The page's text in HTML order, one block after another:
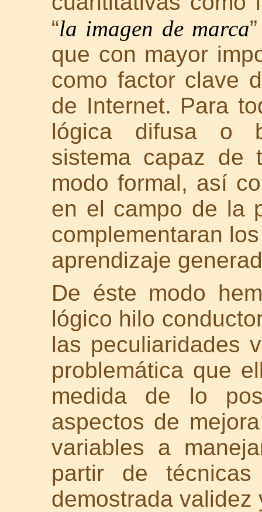
“la imagen de marca
que con mayor
como factor clave
de Internet. Para
lógica difusa o
sistema capaz de
modo formal, así
en el campo de la
complementaran
aprendizaje
De éste modo
lógico hilo
las peculiaridades
problemática que
medida de lo
aspectos de
variables a
partir de
demostrada